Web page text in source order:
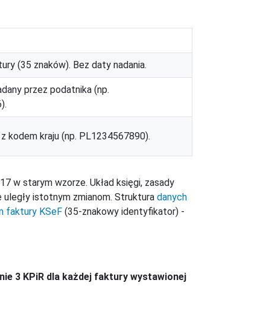
(35 znaków). Bez daty nadania.
przez podatnika (np.
kodem kraju (np. PL1234567890).
w starym wzorze. Układ księgi, zasady
istotnym zmianom. Struktura danych
faktury KSeF (35-znakowy identyfikator) -
3 KPiR dla każdej faktury wystawionej